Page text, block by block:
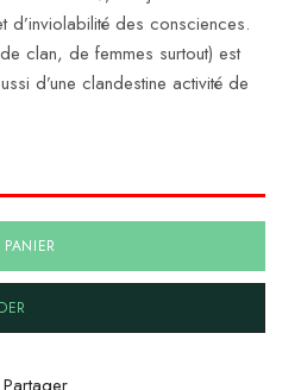
des consciences.
clan, de femmes surtout) est
d’une clandestine activité de
Partager